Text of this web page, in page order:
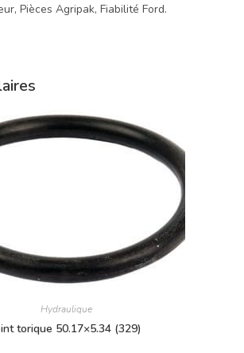
Pièces Agripak, Fiabilité Ford.
Hydraulique
torique 50.17×5.34 (329)